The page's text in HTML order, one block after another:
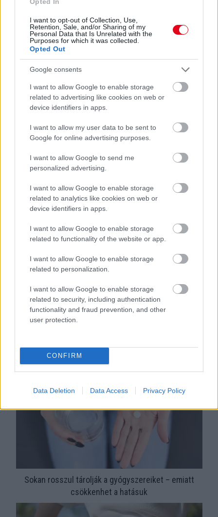
I want to opt-out of Collection, Use,
Retention, Sale, and/or Sharing of my
Personal Data that Is Unrelated with the
Purposes for which it was collected.
Opted Out
Google consents
I want to allow Google to enable storage
related to advertising like cookies on web or
device identifiers in apps.
I want to allow my user data to be sent to
Google for online advertising purposes.
I want to allow Google to send me
personalized advertising.
I want to allow Google to enable storage
related to analytics like cookies on web or
device identifiers in apps.
I want to allow Google to enable storage
related to functionality of the website or app.
I want to allow Google to enable storage
related to personalization.
I want to allow Google to enable storage
related to security, including authentication
functionality and fraud prevention, and other
user protection.
CONFIRM
Data Deletion Data Access Privacy Policy
Ezért párásodik be állandóan az ablak – egyszerűbb a
megoldás, mint gondolnád
Nem ecettel és nem szódabikarbónával: ezzel lesz
újra csillogó a vízköves csap
érzelmi intelligenciára utalhat
Sokan rosszul tárolják a gyógyszereiket – emiatt
csökkenhet a hatásuk